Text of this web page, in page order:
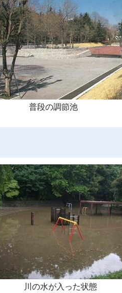
普段の調節池
川の水が入った状態